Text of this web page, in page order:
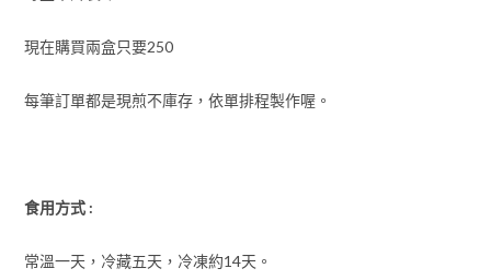
現在購買兩盒只要250
每筆訂單都是現煎不庫存，依單排程製作喔。
食用方式 :
常溫一天，冷藏五天，冷凍約14天。